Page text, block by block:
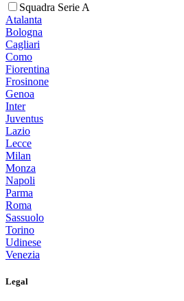
Squadra Serie A
Atalanta
Bologna
Cagliari
Como
Fiorentina
Frosinone
Genoa
Inter
Juventus
Lazio
Lecce
Milan
Monza
Napoli
Parma
Roma
Sassuolo
Torino
Udinese
Venezia
Legal